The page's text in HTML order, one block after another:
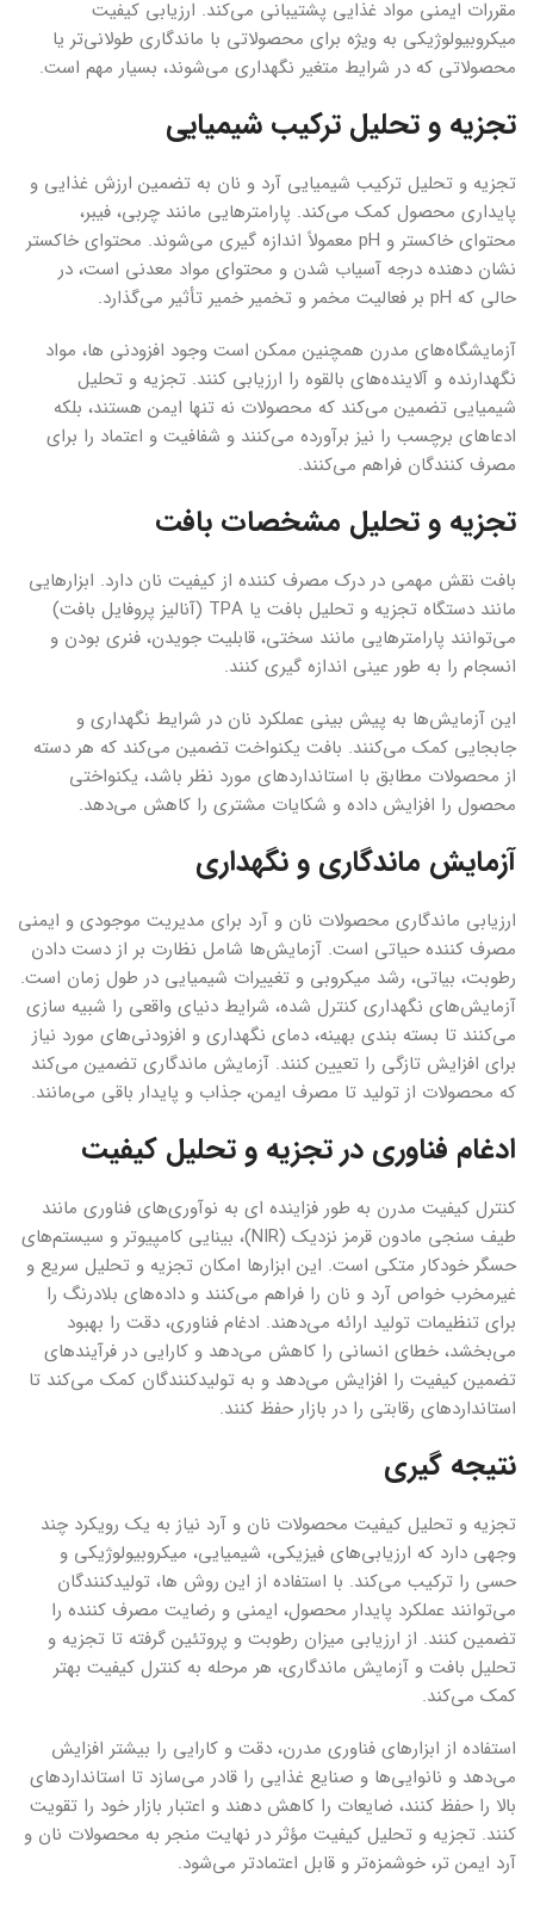
مقررات ایمنی مواد غذایی پشتیبانی می‌کند. ارزیابی کیفیت
میکروبیولوژیکی به ویژه برای محصولاتی با ماندگاری طولانی‌تر یا
محصولاتی که در شرایط متغیر نگهداری می‌شوند، بسیار مهم است.
تجزیه و تحلیل ترکیب شیمیایی
تجزیه و تحلیل ترکیب شیمیایی آرد و نان به تضمین ارزش غذایی و
پایداری محصول کمک می‌کند. پارامترهایی مانند چربی، فیبر،
محتوای خاکستر و pH معمولاً اندازه گیری می‌شوند. محتوای خاکستر
نشان دهنده درجه آسیاب شدن و محتوای مواد معدنی است، در
حالی که pH بر فعالیت مخمر و تخمیر خمیر تأثیر می‌گذارد.
آزمایشگاه‌های مدرن همچنین ممکن است وجود افزودنی ها، مواد
نگهدارنده و آلاینده‌های بالقوه را ارزیابی کنند. تجزیه و تحلیل
شیمیایی تضمین می‌کند که محصولات نه تنها ایمن هستند، بلکه
ادعاهای برچسب را نیز برآورده می‌کنند و شفافیت و اعتماد را برای
مصرف کنندگان فراهم می‌کنند.
تجزیه و تحلیل مشخصات بافت
بافت نقش مهمی در درک مصرف کننده از کیفیت نان دارد. ابزارهایی
مانند دستگاه تجزیه و تحلیل بافت یا TPA (آنالیز پروفایل بافت)
می‌توانند پارامترهایی مانند سختی، قابلیت جویدن، فنری بودن و
انسجام را به طور عینی اندازه گیری کنند.
این آزمایش‌ها به پیش بینی عملکرد نان در شرایط نگهداری و
جابجایی کمک می‌کنند. بافت یکنواخت تضمین می‌کند که هر دسته
از محصولات مطابق با استانداردهای مورد نظر باشد، یکنواختی
محصول را افزایش داده و شکایات مشتری را کاهش می‌دهد.
آزمایش ماندگاری و نگهداری
ارزیابی ماندگاری محصولات نان و آرد برای مدیریت موجودی و ایمنی
مصرف کننده حیاتی است. آزمایش‌ها شامل نظارت بر از دست دادن
رطوبت، بیاتی، رشد میکروبی و تغییرات شیمیایی در طول زمان است.
آزمایش‌های نگهداری کنترل شده، شرایط دنیای واقعی را شبیه سازی
می‌کنند تا بسته بندی بهینه، دمای نگهداری و افزودنی‌های مورد نیاز
برای افزایش تازگی را تعیین کنند. آزمایش ماندگاری تضمین می‌کند
که محصولات از تولید تا مصرف ایمن، جذاب و پایدار باقی می‌مانند.
ادغام فناوری در تجزیه و تحلیل کیفیت
کنترل کیفیت مدرن به طور فزاینده ای به نوآوری‌های فناوری مانند
طیف سنجی مادون قرمز نزدیک (NIR)، بینایی کامپیوتر و سیستم‌های
حسگر خودکار متکی است. این ابزارها امکان تجزیه و تحلیل سریع و
غیرمخرب خواص آرد و نان را فراهم می‌کنند و داده‌های بلادرنگ را
برای تنظیمات تولید ارائه می‌دهند. ادغام فناوری، دقت را بهبود
می‌بخشد، خطای انسانی را کاهش می‌دهد و کارایی در فرآیندهای
تضمین کیفیت را افزایش می‌دهد و به تولیدکنندگان کمک می‌کند تا
استانداردهای رقابتی را در بازار حفظ کنند.
نتیجه گیری
تجزیه و تحلیل کیفیت محصولات نان و آرد نیاز به یک رویکرد چند
وجهی دارد که ارزیابی‌های فیزیکی، شیمیایی، میکروبیولوژیکی و
حسی را ترکیب می‌کند. با استفاده از این روش ها، تولیدکنندگان
می‌توانند عملکرد پایدار محصول، ایمنی و رضایت مصرف کننده را
تضمین کنند. از ارزیابی میزان رطوبت و پروتئین گرفته تا تجزیه و
تحلیل بافت و آزمایش ماندگاری، هر مرحله به کنترل کیفیت بهتر
کمک می‌کند.
استفاده از ابزارهای فناوری مدرن، دقت و کارایی را بیشتر افزایش
می‌دهد و نانوایی‌ها و صنایع غذایی را قادر می‌سازد تا استانداردهای
بالا را حفظ کنند، ضایعات را کاهش دهند و اعتبار بازار خود را تقویت
کنند. تجزیه و تحلیل کیفیت مؤثر در نهایت منجر به محصولات نان و
آرد ایمن تر، خوشمزه‌تر و قابل اعتمادتر می‌شود.